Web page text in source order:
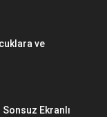
ve
Ekranlı